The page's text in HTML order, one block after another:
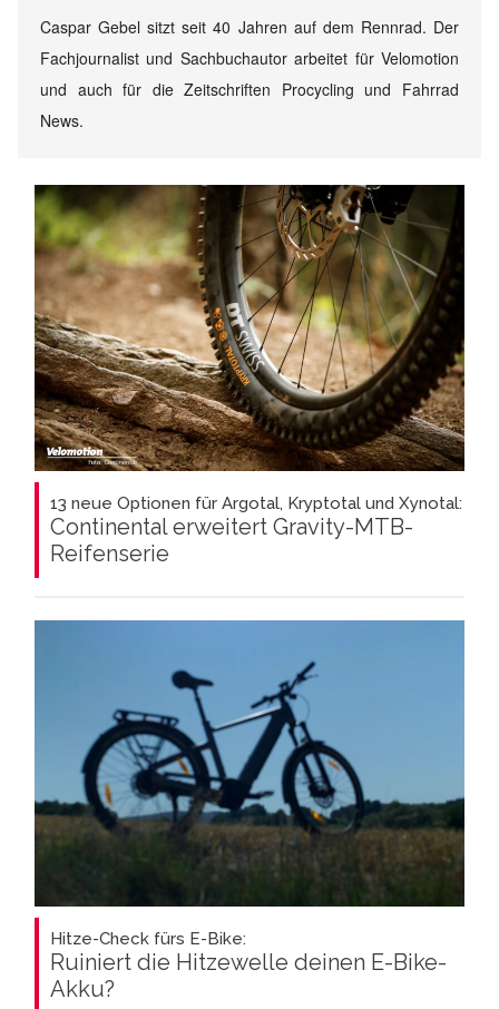
Caspar Gebel sitzt seit 40 Jahren auf dem Rennrad. Der
Fachjournalist und Sachbuchautor arbeitet für Velomotion
und auch für die Zeitschriften Procycling und Fahrrad
News.
13 neue Optionen für Argotal, Kryptotal und Xynotal:
Continental erweitert Gravity-MTB-
Reifenserie
Hitze-Check fürs E-Bike:
Ruiniert die Hitzewelle deinen E-Bike-
Akku?